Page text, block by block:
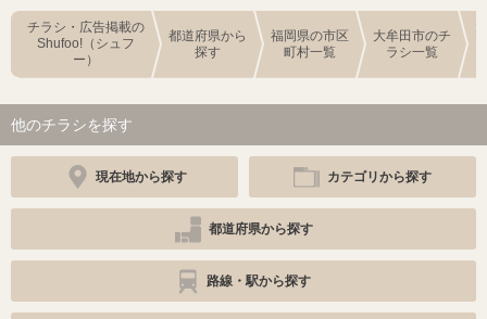
チラシ・広告掲載の
Shufoo!（シュフ
ー）
都道府県から
探す
福岡県の市区
町村一覧
大牟田市のチ
ラシ一覧
他のチラシを探す
現在地から探す カテゴリから探す
都道府県から探す
路線・駅から探す